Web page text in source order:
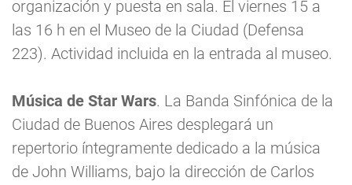
organización y puesta en sala. El viernes 15 a
las 16 h en el Museo de la Ciudad (Defensa
223). Actividad incluida en la entrada al museo.
Música de Star Wars. La Banda Sinfónica de la
Ciudad de Buenos Aires desplegará un
repertorio íntegramente dedicado a la música
de John Williams, bajo la dirección de Carlos